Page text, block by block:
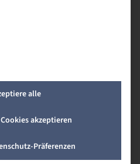
Ausbilderschein!
um Fachwirt:in im
Gruppen, für die eine
alle
akzeptieren
Präferenzen